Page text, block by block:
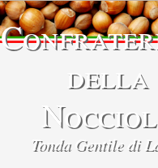
della
Tonda Gentile di